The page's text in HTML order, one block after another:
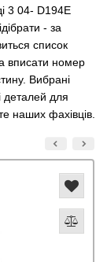
3 04- D194E
- за
список
вписати номер
Вибрані
деталей для
наших фахівців.